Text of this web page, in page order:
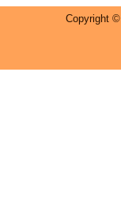
Copyright